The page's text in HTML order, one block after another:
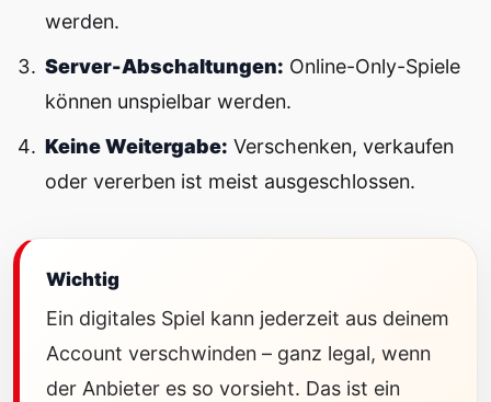
werden.
Server-Abschaltungen: Online-Only-Spiele
können unspielbar werden.
Keine Weitergabe: Verschenken, verkaufen
oder vererben ist meist ausgeschlossen.
Wichtig
Ein digitales Spiel kann jederzeit aus deinem
Account verschwinden – ganz legal, wenn
der Anbieter es so vorsieht. Das ist ein